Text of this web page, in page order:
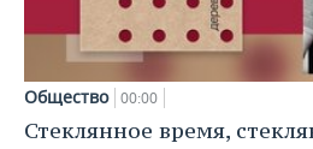
Общество 00:00
Стеклянное время,